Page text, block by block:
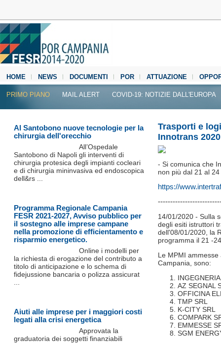
HOME NEWS DOCUMENTI POR ATTUAZIONE
MEDIA CENTER
PRIMO PIANO MAIL ALERT COVID-19: NOTIZIE DALL'EUROPA
Trasporti e
Innotrans 2020
- Si comunica che
non più dal 21 al
https://
14/01/2020 - Sulla
degli esiti istruttori
dell'08/01/2020, la
programma il 21 -
Le MPMI
Campania, sono:
AZ SEGNAL
OFFICINA
TMP SRL
K-CITY SRL
COMPARK
EMMESSE
SGM
Al Santobono nuove tecnologie per la
chirurgia dell'orecchio
All’Ospedale
Santobono di Napoli gli interventi di
chirurgia protesica degli impianti cocleari
e di chirurgia mininvasiva ed endoscopica
dell&rs ...
Programma Regionale Campania
FESR 2021-2027, Avviso pubblico per
il sostegno alle imprese campane
nella promozione di efficientamento e
risparmio energetico.
Online i modelli per
la richiesta di erogazione del contributo a
titolo di anticipazione e lo schema di
fidejussione bancaria o polizza assicurat
Aiuti alle imprese per i maggiori costi
legati alla crisi energetica
Approvata la
graduatoria dei soggetti finanziabili